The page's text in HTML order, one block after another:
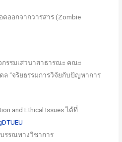
ออกจากวารสาร (Zombie
รรมเสวนาสาธารณะ คณะ
“จริยธรรมการวิจัยกับปัญหาการ
and Ethical Issues ได้ที่
รรณทางวิชาการ